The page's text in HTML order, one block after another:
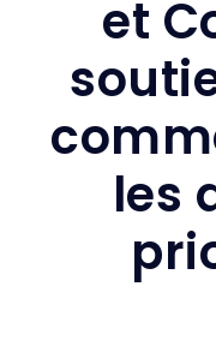
et
les